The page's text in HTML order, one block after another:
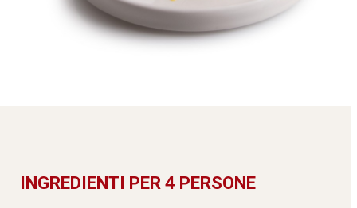
INGREDIENTI PER 4 PERSONE